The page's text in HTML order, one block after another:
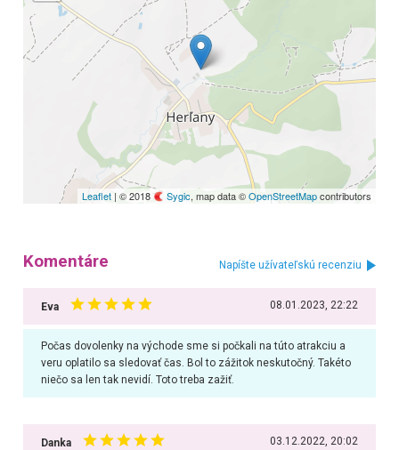
Leaflet | © 2018 Sygic, map data ©OpenStreetMapcontributors
Komentáre Napíšte užívateľskú recenziu
Eva 08.01.2023, 22:22
Počas dovolenky na východe sme si počkali na túto atrakciu a
veru oplatilo sa sledovať čas. Bol to zážitok neskutočný. Takéto
niečo sa len tak nevidí. Toto treba zažiť.
Danka 03.12.2022, 20:02